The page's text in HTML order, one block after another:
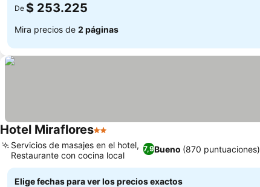
De $ 253.225
Mira precios de 2 páginas
Hotel Miraflores2 Estrellas
7,9Bueno (870 puntuaciones)
Servicios de masajes en el hotel,
Restaurante con cocina local
Elige fechas para ver los precios exactos